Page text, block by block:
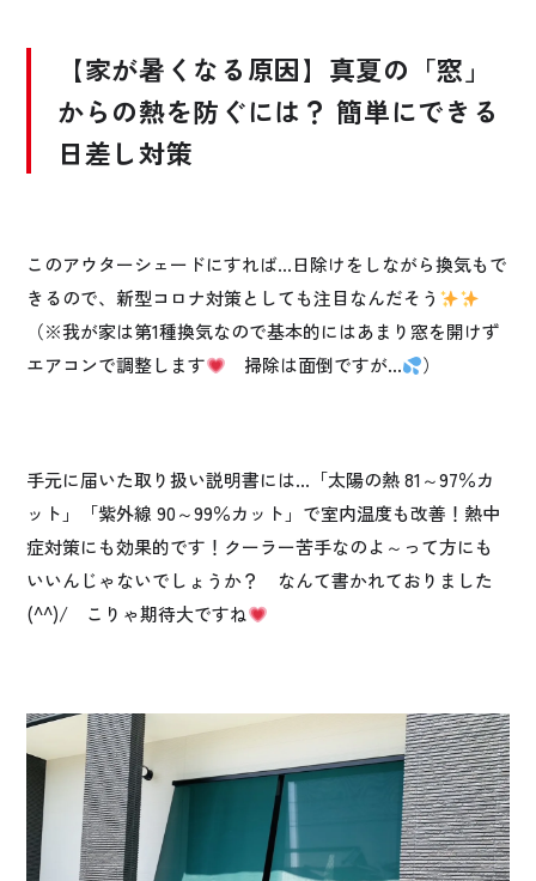
【家が暑くなる原因】真夏の「窓」
からの熱を防ぐには？ 簡単にできる
日差し対策
このアウターシェードにすれば…日除けをしながら換気もで
きるので、新型コロナ対策としても注目なんだそう
（※我が家は第1種換気なので基本的にはあまり窓を開けず
エアコンで調整します
掃除は面倒ですが… ）
手元に届いた取り扱い説明書には…「太陽の熱 81～97％カ
ット」「紫外線 90～99％カット」で室内温度も改善！熱中
症対策にも効果的です！クーラー苦手なのよ～って方にも
いいんじゃないでしょうか？ なんて書かれておりました
(^^)/ こりゃ期待大ですね